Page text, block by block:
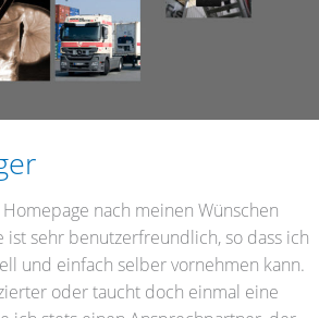
nach meinen Wünschen
ist sehr benutzerfreundlich, so dass ich
und einfach selber vornehmen kann.
oder taucht doch einmal eine